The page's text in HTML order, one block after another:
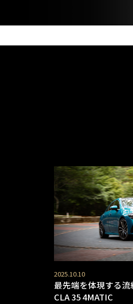
2025.10.10
最先端を体現する
CLA 35 4MATIC